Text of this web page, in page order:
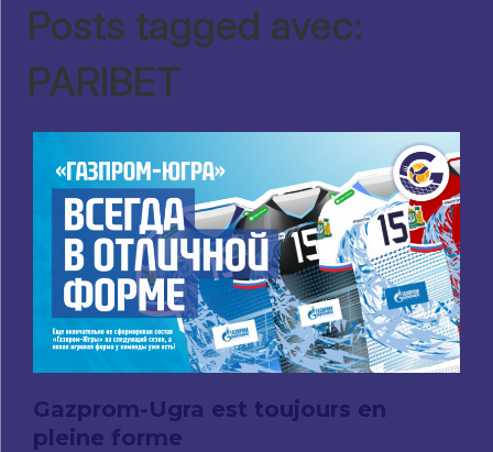
Posts tagged avec:
PARIBET
Gazprom-Ugra est toujours en
pleine forme